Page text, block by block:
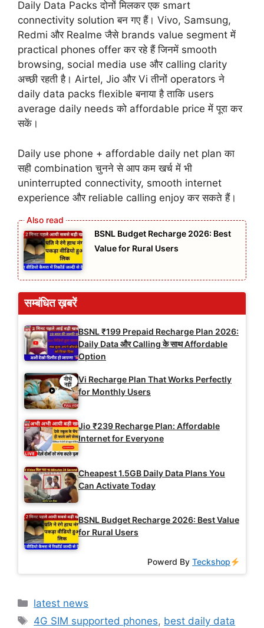
Daily Data Packs दोनों मिलकर एक smart
connectivity solution बन गए हैं। Vivo, Samsung,
Redmi और Realme जैसे brands value segment में
practical phones offer कर रहे हैं जिनमें smooth
browsing, social media use और calling clarity
अच्छी रहती है। Airtel, Jio और Vi तीनों operators ने
daily data packs flexible बनाया है ताकि users
average daily needs को affordable price में पूरा कर
सकें।
Daily use phone + affordable daily net plan का
सही combination चुनने से आप कम खर्च में भी
uninterrupted connectivity, smooth internet
experience और reliable calling enjoy कर सकते हैं।
BSNL Budget Recharge 2026: Best
Value for Rural Users
सम्बंधित ख़बरें
BSNL ₹199 Prepaid Recharge Plan 2026:
Daily Data और Calling के साथ Affordable
Option
Vi Recharge Plan That Works Perfectly
for Monthly Users
Jio ₹239 Recharge Plan: Affordable
Internet for Everyone
Cheapest 1.5GB Daily Data Plans You
Can Activate Today
BSNL Budget Recharge 2026: Best Value
for Rural Users
Powerd ByTeckshop
Categories
latest news
Tags
4G SIM supported phones, best daily data